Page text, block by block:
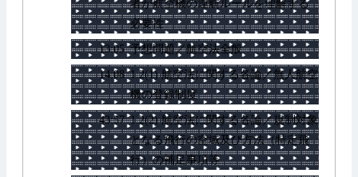
者が航空機の運航ルールを理解する
必要性
13:05 予想問題／航空法全般
14:08 1.2(1) 航空法に関する各論／無人航空
機の登録制度
43:57 1.2(2) 航空法に関する各論／規制対象
となる飛行の空域及び方法（特定飛
行）の補足事項等